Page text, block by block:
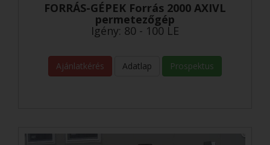
FORRÁS-GÉPEK Forrás 2000 AXIVL
permetezőgép
Igény: 80 - 100 LE
Ajánlatkérés Adatlap Prospektus